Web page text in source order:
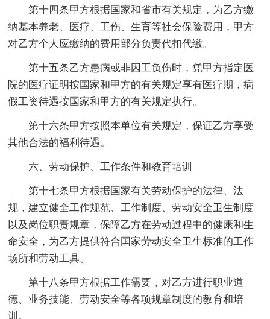
第十四条甲方根据国家和省市有关规定，为乙方缴
纳基本养老、医疗、工伤、生育等社会保险费用，甲方
对乙方个人应缴纳的费用部分负责代扣代缴。
第十五条乙方患病或非因工负伤时，凭甲方指定医
院的医疗证明按国家和甲方的有关规定享有医疗期，病
假工资待遇按国家和甲方的有关规定执行。
第十六条甲方按照本单位有关规定，保证乙方享受
其他合法的福利待遇。
六、劳动保护、工作条件和教育培训
第十七条甲方根据国家有关劳动保护的法律、法
规，建立健全工作规范、工作制度、劳动安全卫生制度
以及岗位职责规章，保障乙方在劳动过程中的健康和生
命安全，为乙方提供符合国家劳动安全卫生标准的工作
场所和劳动工具。
第十八条甲方根据工作需要，对乙方进行职业道
德、业务技能、劳动安全等各项规章制度的教育和培
训。